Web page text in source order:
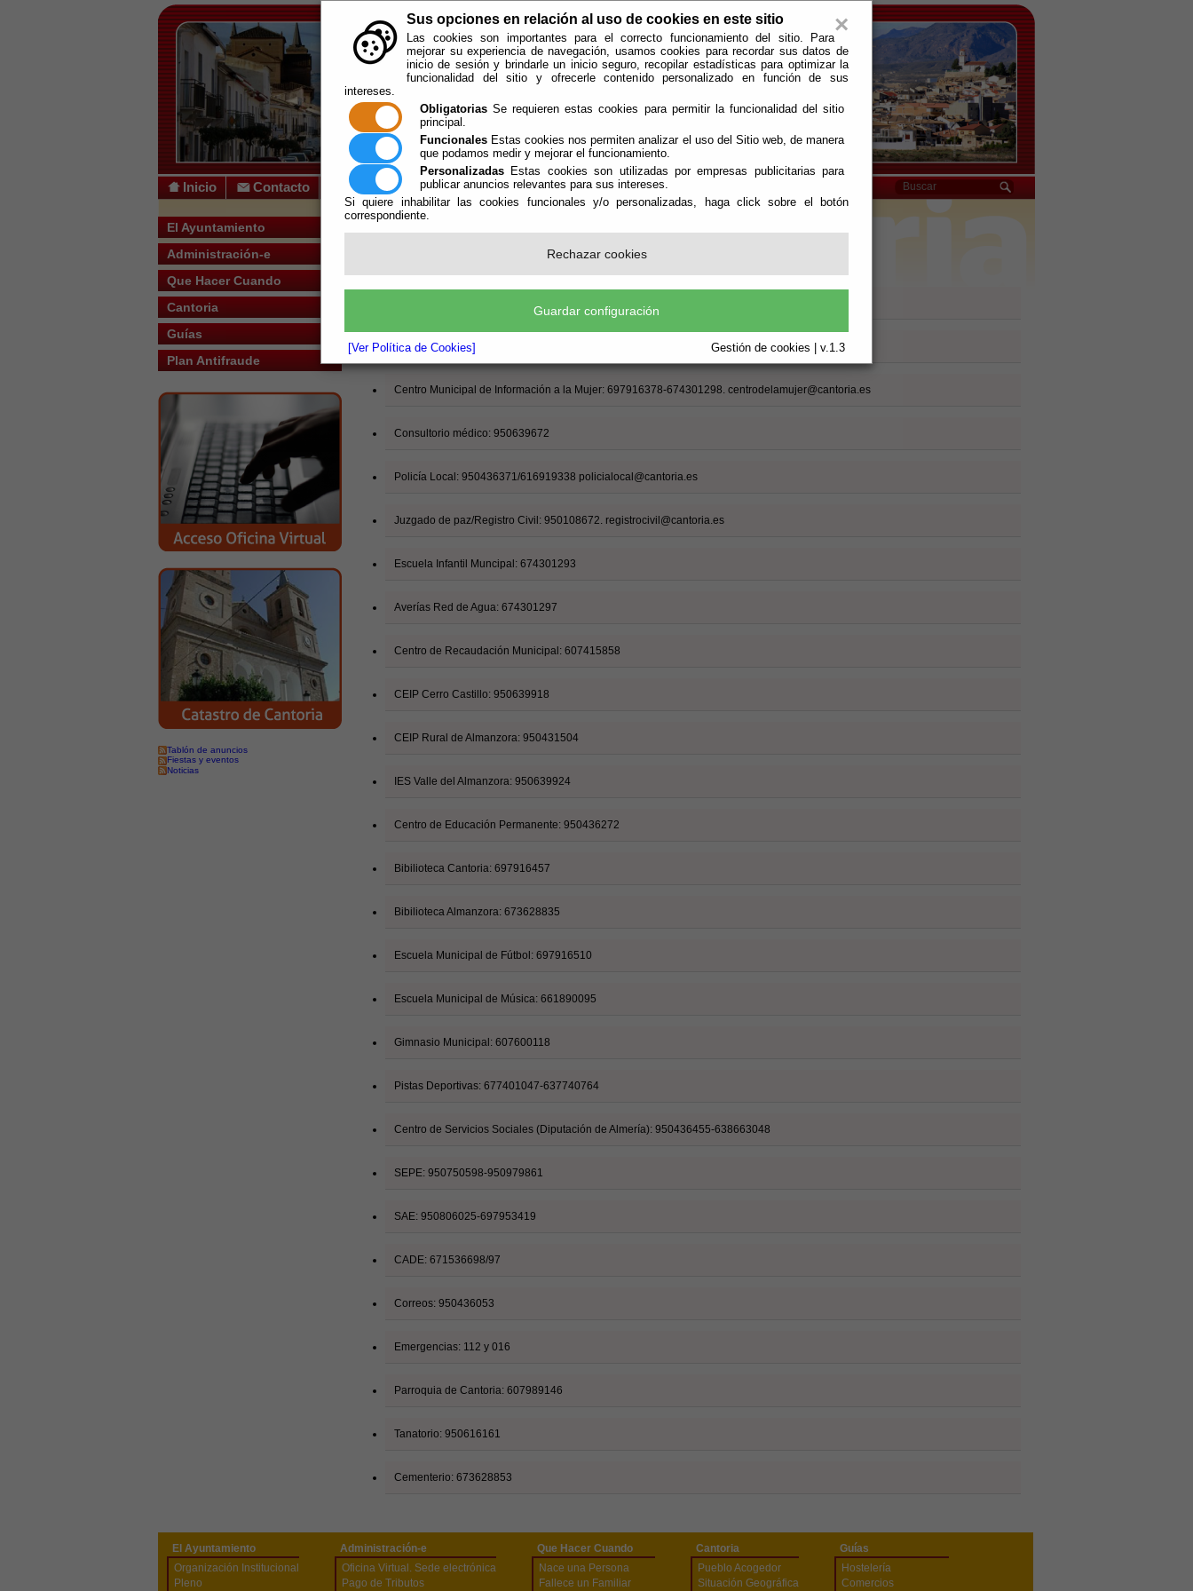
×
Sus opciones en relación al uso de cookies en este sitio
Las cookies son importantes para el correcto funcionamiento del sitio. Para
mejorar su experiencia de navegación, usamos cookies para recordar sus datos de
inicio de sesión y brindarle un inicio seguro, recopilar estadísticas para optimizar la
funcionalidad del sitio y ofrecerle contenido personalizado en función de sus
intereses.
Obligatorias Se requieren estas cookies para permitir la funcionalidad del sitio
principal.
Funcionales Estas cookies nos permiten analizar el uso del Sitio web, de manera
que podamos medir y mejorar el funcionamiento.
Personalizadas Estas cookies son utilizadas por empresas publicitarias para
publicar anuncios relevantes para sus intereses.
Si quiere inhabilitar las cookies funcionales y/o personalizadas, haga click sobre el botón
correspondiente.
Rechazar cookies
Guardar configuración
[Ver Política de Cookies] Gestión de cookies | v.1.3
Inicio Contacto
El Ayuntamiento
Administración-e
Que Hacer Cuando
Cantoria
Guías
Plan Antifraude
Tablón de anuncios
Fiestas y eventos
Noticias
Usted se encuentra aquí:
Centro Guadalinfo: 697916497
Centro Municipal de Información a la Mujer: 697916378-674301298. centrodelamujer@cantoria.es
Consultorio médico: 950639672
Policía Local: 950436371/616919338 policialocal@cantoria.es
Juzgado de paz/Registro Civil: 950108672. registrocivil@cantoria.es
Escuela Infantil Muncipal: 674301293
Averías Red de Agua: 674301297
Centro de Recaudación Municipal: 607415858
CEIP Cerro Castillo: 950639918
CEIP Rural de Almanzora: 950431504
IES Valle del Almanzora: 950639924
Centro de Educación Permanente: 950436272
Bibilioteca Cantoria: 697916457
Bibilioteca Almanzora: 673628835
Escuela Municipal de Fútbol: 697916510
Escuela Municipal de Música: 661890095
Gimnasio Municipal: 607600118
Pistas Deportivas: 677401047-637740764
Centro de Servicios Sociales (Diputación de Almería): 950436455-638663048
SEPE: 950750598-950979861
SAE: 950806025-697953419
CADE: 671536698/97
Correos: 950436053
Emergencias: 112 y 016
Parroquia de Cantoria: 607989146
Tanatorio: 950616161
Cementerio: 673628853
El Ayuntamiento
Organización Institucional
Pleno
Administración-e
Oficina Virtual. Sede electrónica
Pago de Tributos
Que Hacer Cuando
Nace una Persona
Fallece un Familiar
Cantoria
Pueblo Acogedor
Situación Geográfica
Guías
Hostelería
Comercios